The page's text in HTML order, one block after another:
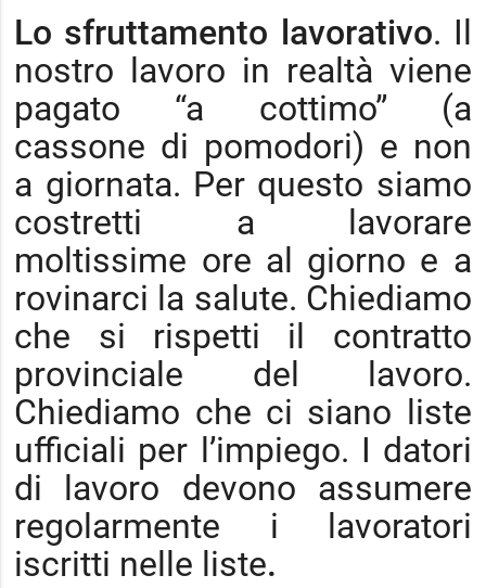
Lo sfruttamento lavorativo. Il
nostro lavoro in realtà viene
pagato “a cottimo” (a
cassone di pomodori) e non
a giornata. Per questo siamo
costretti a lavorare
moltissime ore al giorno e a
rovinarci la salute. Chiediamo
che si rispetti il contratto
provinciale del lavoro.
Chiediamo che ci siano liste
ufficiali per l’impiego. I datori
di lavoro devono assumere
regolarmente i lavoratori
iscritti nelle liste.